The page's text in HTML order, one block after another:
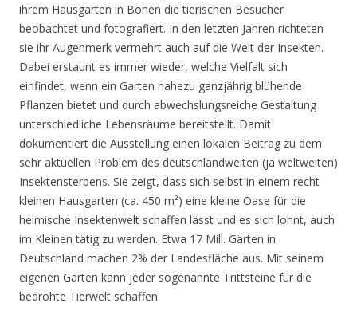
ihrem Hausgarten in Bönen die tierischen Besucher
beobachtet und fotografiert. In den letzten Jahren richteten
sie ihr Augenmerk vermehrt auch auf die Welt der Insekten.
Dabei erstaunt es immer wieder, welche Vielfalt sich
einfindet, wenn ein Garten nahezu ganzjährig blühende
Pflanzen bietet und durch abwechslungsreiche Gestaltung
unterschiedliche Lebensräume bereitstellt. Damit
dokumentiert die Ausstellung einen lokalen Beitrag zu dem
sehr aktuellen Problem des deutschlandweiten (ja weltweiten)
Insektensterbens. Sie zeigt, dass sich selbst in einem recht
kleinen Hausgarten (ca. 450 m²) eine kleine Oase für die
heimische Insektenwelt schaffen lässt und es sich lohnt, auch
im Kleinen tätig zu werden. Etwa 17 Mill. Gärten in
Deutschland machen 2% der Landesfläche aus. Mit seinem
eigenen Garten kann jeder sogenannte Trittsteine für die
bedrohte Tierwelt schaffen.